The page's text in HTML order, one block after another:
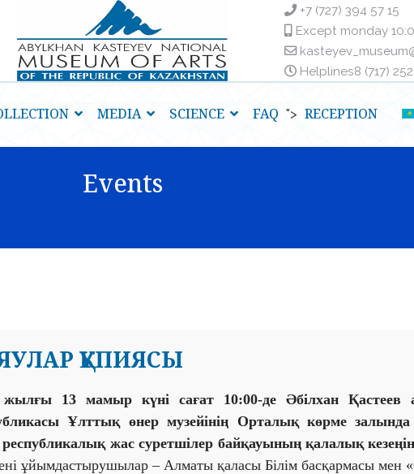
+7 (727) 394 57 15
Except monday
Helplinesㅤ8 (717)
MEDIA SCIENCE FAQ "> RECEPTION
Events
ҚҰПИЯСЫ
жылғы 13 мамыр күні сағат 10:00-де Әбілхан Қастеев
Ұлттық өнер музейінің Орталық көрме
жас суретшілер байқауының қалалық
ұйымдастырушылар – Алматы қаласы Білім басқармасы мен